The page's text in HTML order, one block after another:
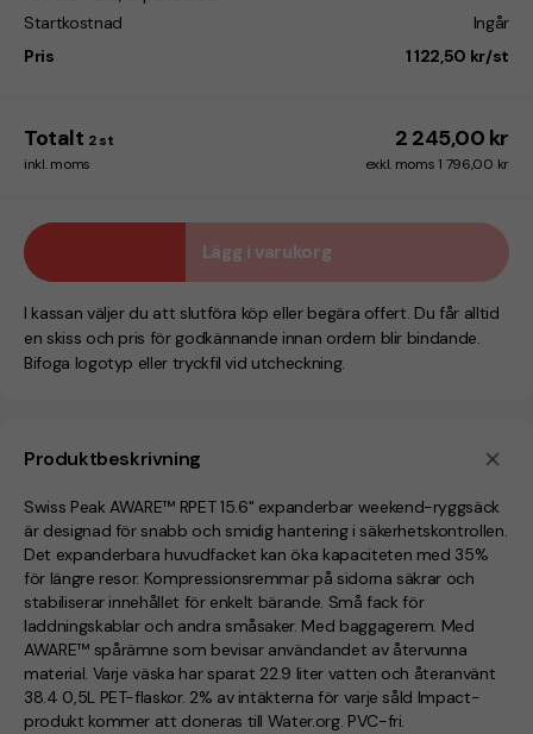
Produktbeskrivning
Swiss Peak AWARE™ RPET 15.6" expanderbar weekend-ryggsäck
är designad för snabb och smidig hantering i säkerhetskontrollen.
Det expanderbara huvudfacket kan öka kapaciteten med 35%
för längre resor. Kompressionsremmar på sidorna säkrar och
stabiliserar innehållet för enkelt bärande. Små fack för
laddningskablar och andra småsaker. Med baggagerem. Med
AWARE™ spårämne som bevisar användandet av återvunna
material. Varje väska har sparat 22.9 liter vatten och återanvänt
38.4 0,5L PET-flaskor. 2% av intäkterna för varje såld Impact-
produkt kommer att doneras till Water.org. PVC-fri.
Startkostnad
Ingår
Pris
1 122,50 kr/st
Totalt 2 st 2 245,00 kr
inkl. moms exkl. moms 1 796,00 kr
Lägg i varukorg
I kassan väljer du att slutföra köp eller begära offert. Du får alltid
en skiss och pris för godkännande innan ordern blir bindande.
Bifoga logotyp eller tryckfil vid utcheckning.